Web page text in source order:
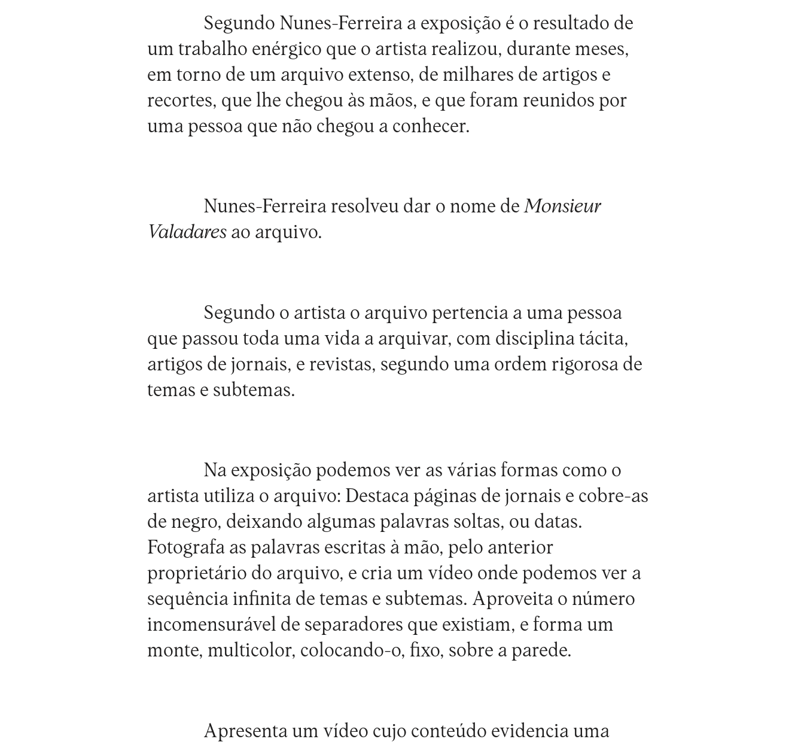
Segundo Nunes-Ferreira a exposição é o resultado de
um trabalho enérgico que o artista realizou, durante meses,
em torno de um arquivo extenso, de milhares de artigos e
recortes, que lhe chegou às mãos, e que foram reunidos por
uma pessoa que não chegou a conhecer.
Nunes-Ferreira resolveu dar o nome deMonsieur
Valadares ao arquivo.
Segundo o artista o arquivo pertencia a uma pessoa
que passou toda uma vida a arquivar, com disciplina tácita,
artigos de jornais, e revistas, segundo uma ordem rigorosa de
temas e subtemas.
Na exposição podemos ver as várias formas como o
artista utiliza o arquivo: Destaca páginas de jornais e cobre-as
de negro, deixando algumas palavras soltas, ou datas.
Fotografa as palavras escritas à mão, pelo anterior
proprietário do arquivo, e cria um vídeo onde podemos ver a
sequência infinita de temas e subtemas. Aproveita o número
incomensurável de separadores que existiam, e forma um
monte, multicolor, colocando-o, fixo, sobre a parede.
Apresenta um vídeo cujo conteúdo evidencia uma